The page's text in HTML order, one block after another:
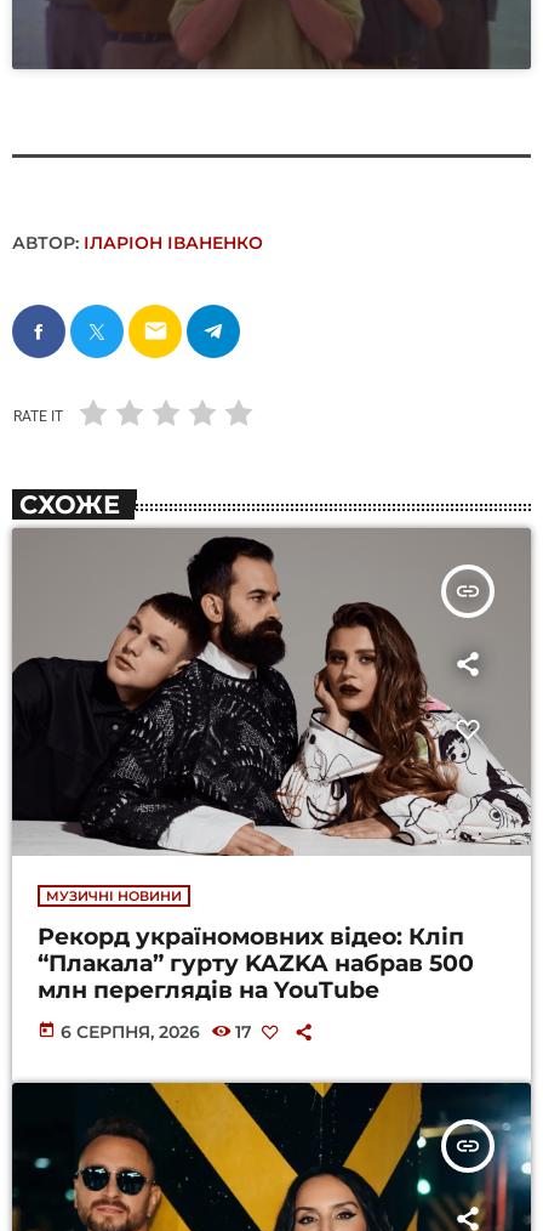
АВТОР: ІЛАРІОН ІВАНЕНКО
email
RATE IT
СХОЖЕ
insert_link
МУЗИЧНІ НОВИНИ
Рекорд україномовних відео: Кліп
“Плакала” гурту KAZKA набрав 500
млн переглядів на YouTube
today 6 СЕРПНЯ, 2026 17
insert_link